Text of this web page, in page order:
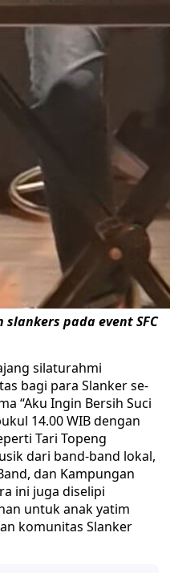
pada event SFC
silaturahmi
bagi para Slanker se-
“Aku Ingin Bersih Suci
14.00 WIB dengan
Tari Topeng
dari band-band lokal,
dan Kampungan
ini juga diselipi
untuk anak yatim
komunitas Slanker